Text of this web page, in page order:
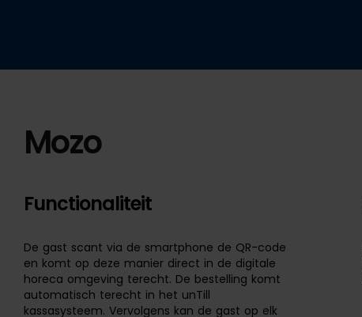
Mozo
Functionaliteit
De gast scant via de smartphone de QR-code
en komt op deze manier direct in de digitale
horeca omgeving terecht. De bestelling komt
automatisch terecht in het unTill
kassasysteem. Vervolgens kan de gast op elk